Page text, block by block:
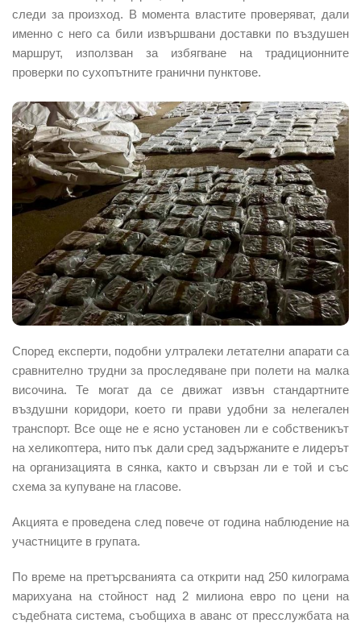
следи за произход. В момента властите проверяват, дали
именно с него са били извършвани доставки по въздушен
маршрут, използван за избягване на традиционните
проверки по сухопътните гранични пунктове.
Според експерти, подобни ултралеки летателни апарати са
сравнително трудни за проследяване при полети на малка
височина. Те могат да се движат извън стандартните
въздушни коридори, което ги прави удобни за нелегален
транспорт. Все още не е ясно установен ли е собственикът
на хеликоптера, нито пък дали сред задържаните е лидерът
на организацията в сянка, както и свързан ли е той и със
схема за купуване на гласове.
Акцията е проведена след повече от година наблюдение на
участниците в групата.
По време на претърсванията са открити над 250 килограма
марихуана на стойност над 2 милиона евро по цени на
съдебната система, съобщиха в аванс от пресслужбата на